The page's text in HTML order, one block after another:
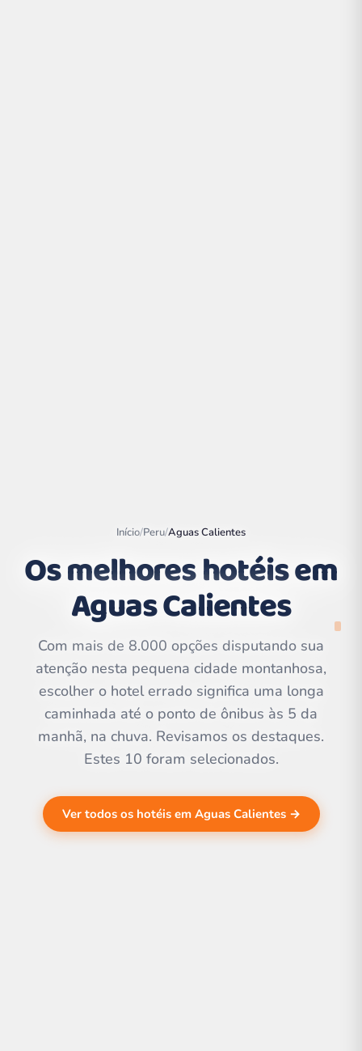
contributors | ©
CARTO
Início/Peru/Aguas Calientes
Os melhores hotéis em
Aguas Calientes
Com mais de 8.000 opções disputando sua
atenção nesta pequena cidade montanhosa,
escolher o hotel errado significa uma longa
caminhada até o ponto de ônibus às 5 da
manhã, na chuva. Revisamos os destaques.
Estes 10 foram selecionados.
Ver todos os hotéis em Aguas Calientes →